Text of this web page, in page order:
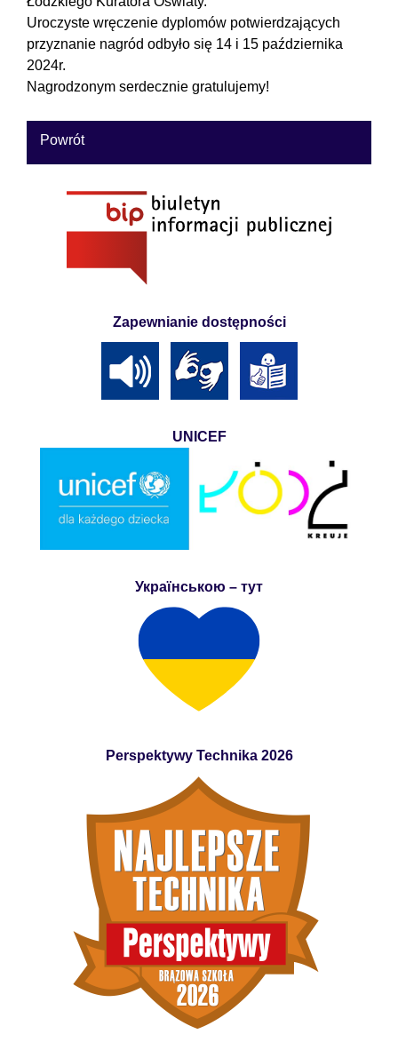
Uroczyste wręczenie dyplomów potwierdzających
przyznanie nagród odbyło się 14 i 15 października
2024r.
Nagrodzonym serdecznie gratulujemy!
Powrót
Zapewnianie dostępności
UNICEF
Українською – тут
Perspektywy Technika 2026